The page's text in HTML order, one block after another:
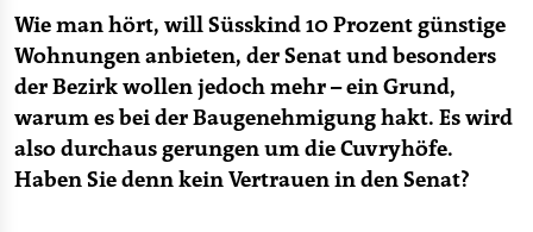
Wie man hört, will Süsskind 10 Prozent günstige
Wohnungen anbieten, der Senat und besonders
der Bezirk wollen jedoch mehr – ein Grund,
warum es bei der Baugenehmigung hakt. Es wird
also durchaus gerungen um die Cuvryhöfe.
Haben Sie denn kein Vertrauen in den Senat?